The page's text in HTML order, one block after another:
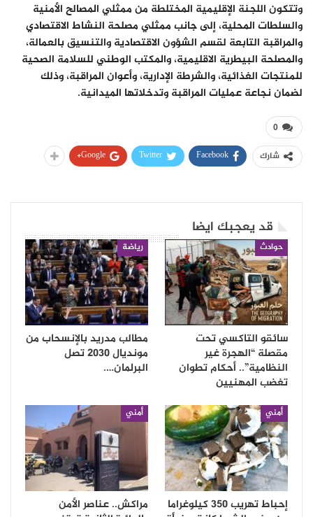
وتتكون اللجنة الإقليمية المختلطة من ممثلي المصالح الأمنية
والسلطات المحلية، إلى جانب ممثلي مصلحة النشاط الاقتصادي
والمراقبة التابعة لقسم الشؤون الاقتصادية والتنسيق بالعمالة،
والمصلحة البيطرية الاقليمية، والمكتب الوطني للسلامة الصحية
للمنتجات الغذائية، والشرطة الإدارية، وأعوان المراقبة، وذلك
لضمان نجاعة عمليات المراقبة وتدخلاتها الميدانية.
0
شارك Facebook
Twitter
Google+
قد يعجبك ايضا
حوادث
سائقو التاكسي تحت
مقصلة “الهجرة غير
النظامية”.. أحكام تطوان
تغضب المهنيين
رياضة
مطالب مدريد بالإنسحاب من
مونديال 2030 تصل
البرلمان….
أمني
إحباط تهريب 350 كيلوغراما
أمني
مراكش.. عناصر الأمن